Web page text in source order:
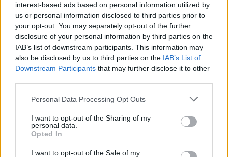
interest-based ads based on personal information utilized by
us or personal information disclosed to third parties prior to
your opt-out. You may separately opt-out of the further
disclosure of your personal information by third parties on the
IAB’s list of downstream participants. This information may
also be disclosed by us to third parties on the IAB’s List of
Downstream Participants that may further disclose it to other
Please note that this website/app uses one or more Google
not limited to your visit or usage behaviour. You may click to
grant or deny consent to Google and its third-party tags to
use your data for below specified purposes in below Google
consent section.
Personal Data Processing Opt Outs
I want to opt-out of the Sharing of my
personal data.
Opted In
I want to opt-out of the Sale of my
Μήλος: «Πάρκαρε» ελικόπτερο στο